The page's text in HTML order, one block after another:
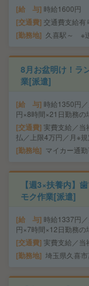
給 与 時給1600円
交通費 交通費支給有
勤務地 久喜駅～ ※
8月お盆明け！ラ
業[派遣]
給 与 時給1350円
円×8時間×21日勤務の
交通費 実費支給／当
払／上限4万円／月※規
勤務地 マイカー通
【週3×扶養内】
モク作業[派遣]
給 与 時給1337円
円×7時間×12日勤務の
交通費 実費支給／当
勤務地 埼玉県久喜市